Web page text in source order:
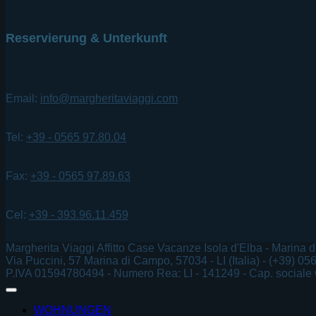
Reservierung & Unterkunft
Email: info@margheritaviaggi.com
Tel: +39 - 0565 97.80.04
Fax: +39 - 0565 97.89.63
Cel: +39 - 393.96.11.459
Margherita Viaggi Affitto Case Vacanze Isola d'Elba - Marina
Via Puccini, 57 Marina di Campo, 57034 - LI (Italia) - (+39)
P.IVA 01594780494 - Numero Rea: LI - 141249 - Cap. sociale
WOHNUNGEN